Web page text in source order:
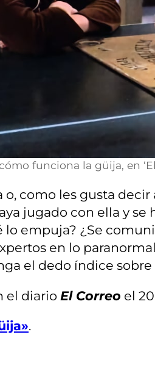
funciona la güija, en ‘El
como les gusta
jugado con ella y
lo empuja? ¿Se
en lo
el dedo índice
el diario El Correo el
.